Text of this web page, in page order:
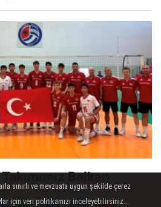
Balkan
Finalde
sınırlı ve mevzuata uygun şekilde çerez
için veri politikamızı inceleyebilirsiniz...